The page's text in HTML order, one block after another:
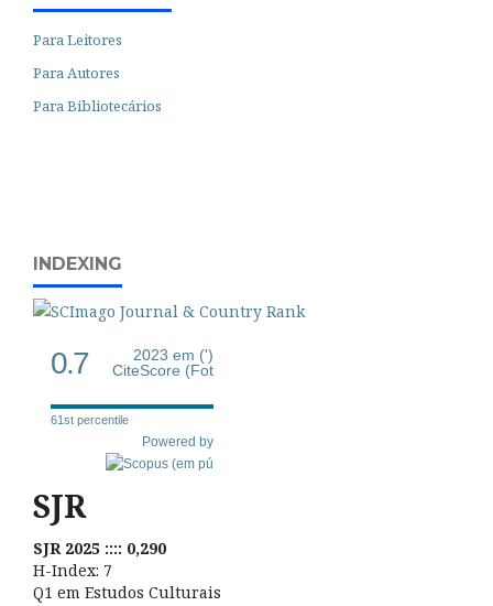
Para Leitores
Para Autores
Para Bibliotecários
INDEXING
0.7
2023 em (')
CiteScore (Fot
61st percentile
Powered by
SJR
SJR 2025 :::: 0,290
H-Index: 7
Q1 em Estudos Culturais